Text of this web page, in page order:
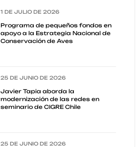
1 DE JULIO DE 2026
Programa de pequeños fondos en
apoyo a la Estrategia Nacional de
Conservación de Aves
25 DE JUNIO DE 2026
Javier Tapia aborda la
modernización de las redes en
seminario de CIGRE Chile
25 DE JUNIO DE 2026